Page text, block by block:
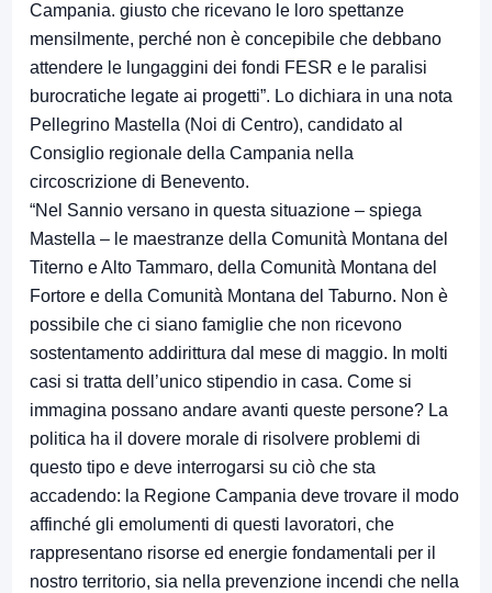
Campania. giusto che ricevano le loro spettanze
mensilmente, perché non è concepibile che debbano
attendere le lungaggini dei fondi FESR e le paralisi
burocratiche legate ai progetti”. Lo dichiara in una nota
Pellegrino Mastella (Noi di Centro), candidato al
Consiglio regionale della Campania nella
circoscrizione di Benevento.
“Nel Sannio versano in questa situazione – spiega
Mastella – le maestranze della Comunità Montana del
Titerno e Alto Tammaro, della Comunità Montana del
Fortore e della Comunità Montana del Taburno. Non è
possibile che ci siano famiglie che non ricevono
sostentamento addirittura dal mese di maggio. In molti
casi si tratta dell’unico stipendio in casa. Come si
immagina possano andare avanti queste persone? La
politica ha il dovere morale di risolvere problemi di
questo tipo e deve interrogarsi su ciò che sta
accadendo: la Regione Campania deve trovare il modo
affinché gli emolumenti di questi lavoratori, che
rappresentano risorse ed energie fondamentali per il
nostro territorio, sia nella prevenzione incendi che nella